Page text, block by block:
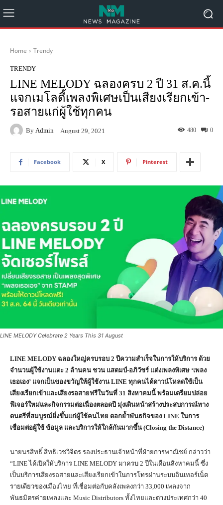
Home Trendy
TRENDY
LINE MELODY ฉลองครบ 2 ปี 31 ส.ค.นี้
แจกเมโลดี้เพลงพิเศษเป็นเสียงเรียกเข้า-
รอสายแก่ผู้ใช้ทุกคน
By Admin August 29, 2021 0
480
Facebook X Pinterest
LINE MELODY Celebrate 2 Years This 31 August
LINE MELODY ฉลองใหญ่ครบรอบ 2 ปีความสำเร็จในการให้บริการ ด้วย
จำนวนผู้ใช้งานแตะ 2 ล้านคน ชวน แสตมป์-อภิวัชร์ แต่งเพลงพิเศษ ‘เพลง
เธอเอง’ แจกเป็นของขวัญให้ผู้ใช้งาน LINE ทุกคนได้ดาวน์โหลดใช้เป็น
เสียงเรียกเข้าและเสียงรอสายฟรีในวันที่ 31 สิงหาคมนี้ พร้อมเตรียมปล่อย
ฟีเจอร์ใหม่และกิจกรรมต่อเนื่องตลอดปี มุ่งเดินหน้าสร้างประสบการณ์ทาง
ดนตรีที่สมบูรณ์ยิ่งขึ้นแก่ผู้ใช้คนไทย ตอกย้ำพันธกิจของ LINE ในการ
เชื่อมต่อผู้ใช้ ข้อมูล และบริการให้ใกล้กันมากขึ้น (Closing the Distance)
นายนรสิทธิ์ สิทธิเวชวิจิตร รองประธานเจ้าหน้าที่ฝ่ายการพาณิชย์ กล่าวว่า
“LINE ได้เปิดให้บริการ LINE MELODY มาครบ 2 ปีในเดือนสิงหาคมนี้ ซึ่ง
เป็นบริการเสียงรอสายและเสียงเรียกเข้าในการโทรผ่านระบบอินเทอร์เน็ต
รายเดียวของเมืองไทย ที่เชื่อมต่อกับคลังเพลงกว่า 33,000 เพลงจาก
พันธมิตรค่ายเพลงและ Music Distributors ทั้งไทยและต่างประเทศกว่า 40